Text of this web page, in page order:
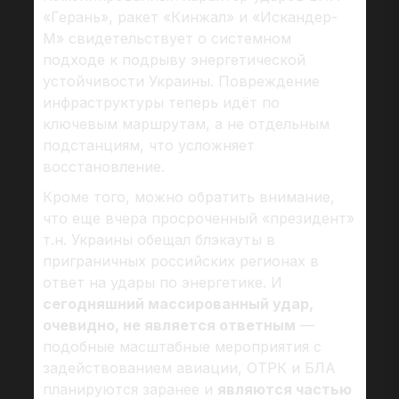
«Герань», ракет «Кинжал» и «Искандер-
М» свидетельствует о системном
подходе к подрыву энергетической
устойчивости Украины. Повреждение
инфраструктуры теперь идёт по
ключевым маршрутам, а не отдельным
подстанциям, что усложняет
восстановление.
Кроме того, можно обратить внимание,
что еще вчера просроченный «президент»
т.н. Украины обещал блэкауты в
приграничных российских регионах в
ответ на удары по энергетике. И
сегодняшний массированный удар,
очевидно, не является ответным —
подобные масштабные мероприятия с
задействованием авиации, ОТРК и БЛА
планируются заранее и являются частью